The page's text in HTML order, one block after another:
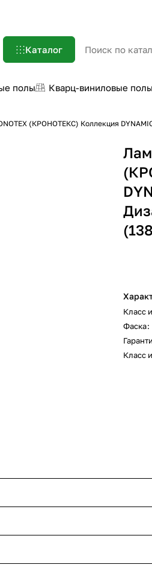
Каталог
полы Кварц-виниловые полы
(КРОНОТЕКС) Коллекция
Класс
Фаска:
Класс